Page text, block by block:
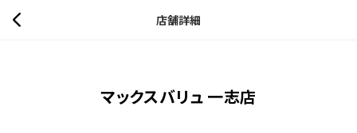
店舗詳細
マックスバリュ 一志店